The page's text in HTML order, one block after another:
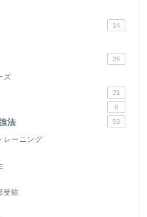
14
26
ズ
21
9
法 53
レーニング
受験